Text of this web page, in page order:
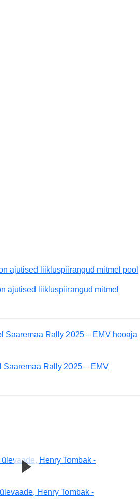
ajutised liikluspiirangud mitmel
Rally 2025 – EMV
Henry Tombak -